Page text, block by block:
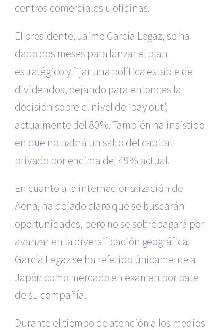
centros comerciales u oficinas.
El presidente, Jaime García Legaz, se ha
dado dos meses para lanzar el plan
estratégico y fijar una política estable de
dividendos, dejando para entonces la
decisión sobre el nivel de ‘pay out’,
actualmente del 80%. También ha insistido
en que no habrá un salto del capital
privado por encima del 49% actual.
En cuanto a la internacionalización de
Aena, ha dejado claro que se buscarán
oportunidades, pero no se sobrepagará por
avanzar en la diversificación geográfica.
García Legaz se ha referido únicamente a
Japón como mercado en examen por pate
de su compañía.
Durante el tiempo de atención a los medios